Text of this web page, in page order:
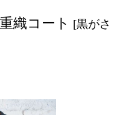
織コート [黒がさ